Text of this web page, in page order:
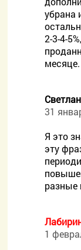
убрана
2-3-4-
месяце.
31
Я это
эту
разные
1